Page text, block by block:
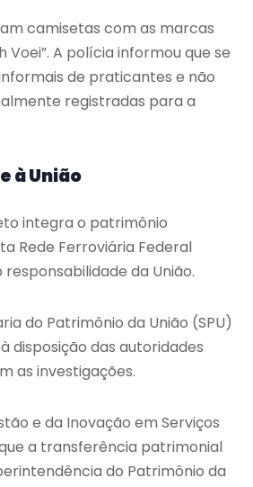
camisetas com as marcas
Voei”. A polícia informou que se
de praticantes e não
registradas para a
à União
integra o patrimônio
Rede Ferroviária Federal
responsabilidade da União.
do Patrimônio da União (SPU)
disposição das autoridades
as investigações.
e da Inovação em Serviços
a transferência patrimonial
do Patrimônio da